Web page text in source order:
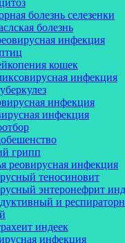
болезнь селезенки
болезнь
инфекция
кошек
инфекция
инфекция
инфекция
грипп
реовирусная инфекция
теносиновит
энтеронефрит
и
индеек
инфекция